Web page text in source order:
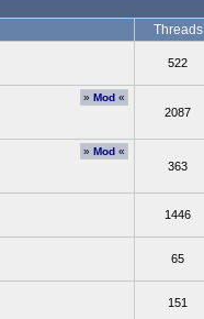
Threads
522
» Mod «
2087
» Mod «
363
1446
65
151